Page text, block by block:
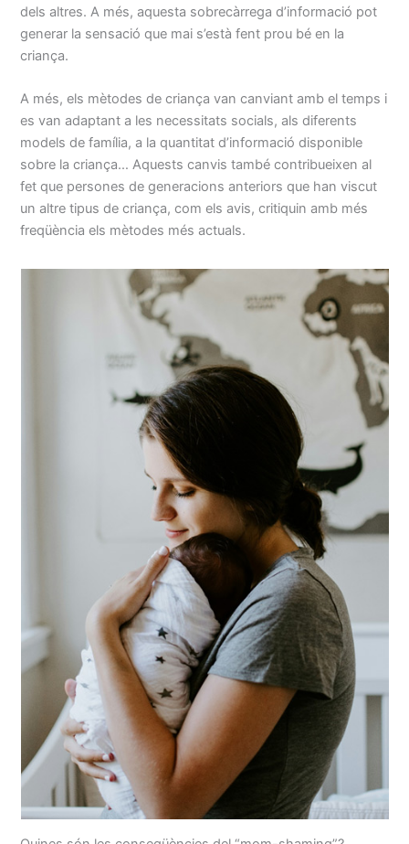
dels altres. A més, aquesta sobrecàrrega d’informació pot
generar la sensació que mai s’està fent prou bé en la
criança.
A més, els mètodes de criança van canviant amb el temps i
es van adaptant a les necessitats socials, als diferents
models de família, a la quantitat d’informació disponible
sobre la criança… Aquests canvis també contribueixen al
fet que persones de generacions anteriors que han viscut
un altre tipus de criança, com els avis, critiquin amb més
freqüència els mètodes més actuals.